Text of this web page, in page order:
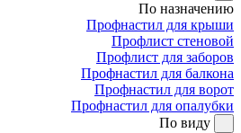
По назначению
Профнастил для крыши
Профлист стеновой
Профлист для заборов
Профнастил для балкона
Профнастил для ворот
Профнастил для опалубки
По виду